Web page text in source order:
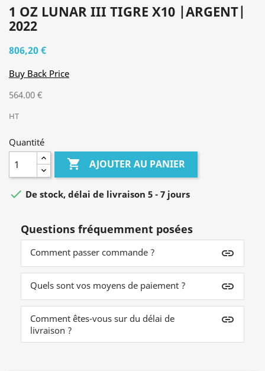
1 OZ LUNAR III TIGRE X10 |ARGENT|
2022
806,20 €
Buy Back Price
564.00 €
HT
Quantité
 AJOUTER AU PANIER
 De stock, délai de livraison 5 - 7 jours
Questions fréquemment posées
Comment passer commande ? insert_link
Quels sont vos moyens de paiement ? insert_link
Comment êtes-vous sur du délai de
livraison ?
insert_link